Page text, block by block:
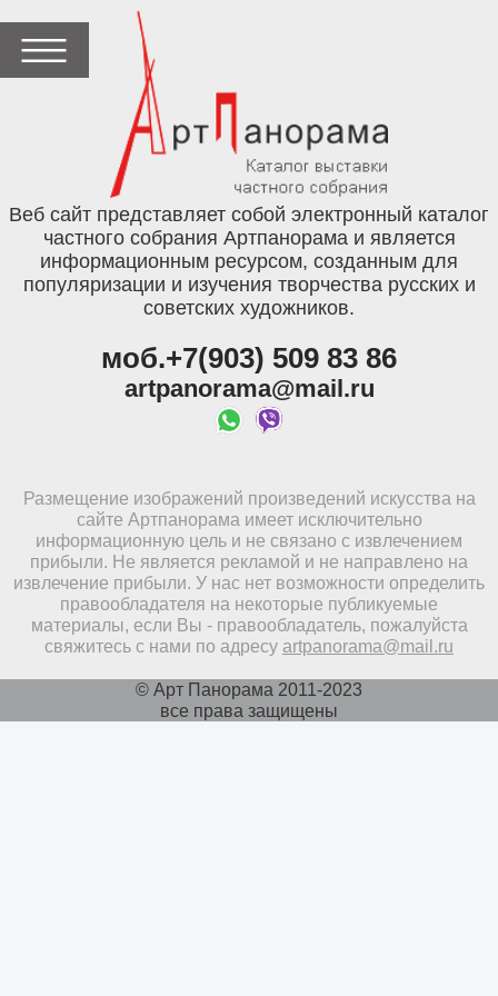
Веб сайт представляет собой электронный каталог
частного собрания Артпанорама и является
информационным ресурсом, созданным для
популяризации и изучения творчества русских и
советских художников.
моб.+7(903) 509 83 86
artpanorama@mail.ru
Размещение изображений произведений искусства на
сайте Артпанорама имеет исключительно
информационную цель и не связано с извлечением
прибыли. Не является рекламой и не направлено на
извлечение прибыли. У нас нет возможности определить
правообладателя на некоторые публикуемые
материалы, если Вы - правообладатель, пожалуйста
свяжитесь с нами по адресу artpanorama@mail.ru
© Арт Панорама 2011-2023
все права защищены